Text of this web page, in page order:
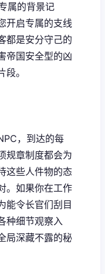
属的背景记
开启专属的支线
都是安分守己的
帝国安全型的凶
。
，到达的每
规章制度都会为
这些人件物的态
。如果你在工作
能令长官们刮目
种细节观察入
局深藏不露的秘